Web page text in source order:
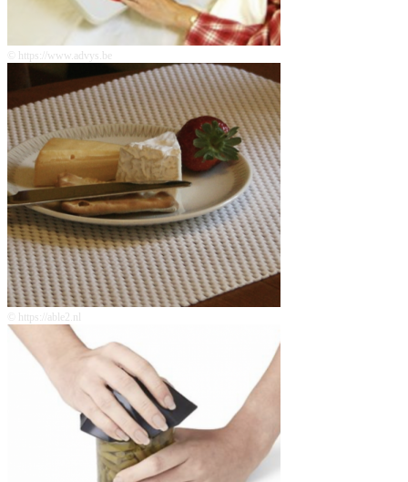
© https://www.advys.be
© https://able2.nl